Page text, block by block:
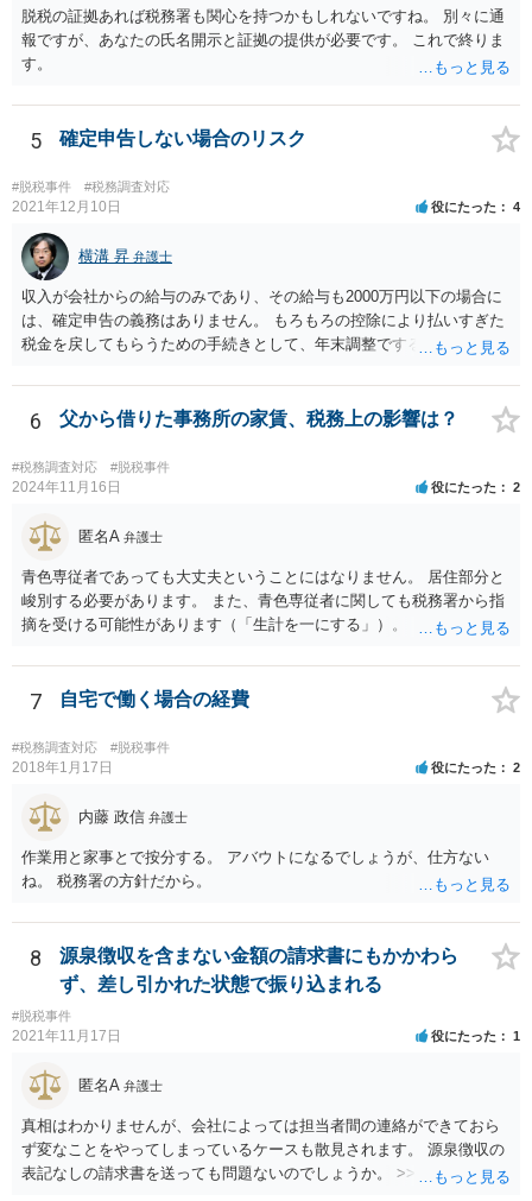
脱税の証拠あれば税務署も関心を持つかもしれないですね。 別々に通
報ですが、あなたの氏名開示と証拠の提供が必要です。 これで終りま
す。
5 確定申告しない場合のリスク
#脱税事件 #税務調査対応
2021年12月10日 役にたった 4
横溝 昇 弁護士
収入が会社からの給与のみであり、その給与も2000万円以下の場合に
は、確定申告の義務はありません。 もろもろの控除により払いすぎた
税金を戻してもらうための手続きとして、年末調整でするのか、確定
する義務がある場合で確定申告をしなかった場合には、税務署の調査
等があり、本来払うべき税金にプラスして加算税の処分を科される場
逮捕されないとは思います。
6 父から借りた事務所の家賃、税務上の影響は？
#税務調査対応 #脱税事件
2024年11月16日 役にたった 2
匿名A 弁護士
青色専従者であっても大丈夫ということにはなりません。 居住部分と
峻別する必要があります。 また、青色専従者に関しても税務署から指
摘を受ける可能性があります（「生計を一にする」）。
7 自宅で働く場合の経費
#税務調査対応 #脱税事件
2018年1月17日 役にたった 2
内藤 政信 弁護士
作業用と家事とで按分する。 アバウトになるでしょうが、仕方ない
ね。 税務署の方針だから。
8
源泉徴収を含まない金額の請求書にもかかわら
ず、差し引かれた状態で振り込まれる
#脱税事件
2021年11月17日 役にたった 1
匿名A 弁護士
真相はわかりませんが、会社によっては担当者間の連絡ができておら
ず変なことをやってしまっているケースも散見されます。 源泉徴収の
表記なしの請求書を送っても問題ないのでしょうか。 >>違法というこ